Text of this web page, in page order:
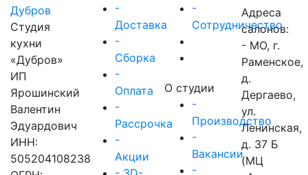
Студия
кухни
«Дубров»
ИП
Ярошинский
Валентин
Эдуардович
ИНН:
505204108238
-
Доставка
-
Сборка
-
Оплата
-
Рассрочка
-
Акции
-
Сотрудничество
О студии
-
Производство
-
Вакансии
-
Адреса
салонов:
- МО, г.
Раменское,
д.
Дергаево,
ул.
Ленинская,
д. 37 Б
(МЦ